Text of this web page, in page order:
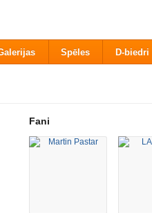
Spēles D-biedri
Fani